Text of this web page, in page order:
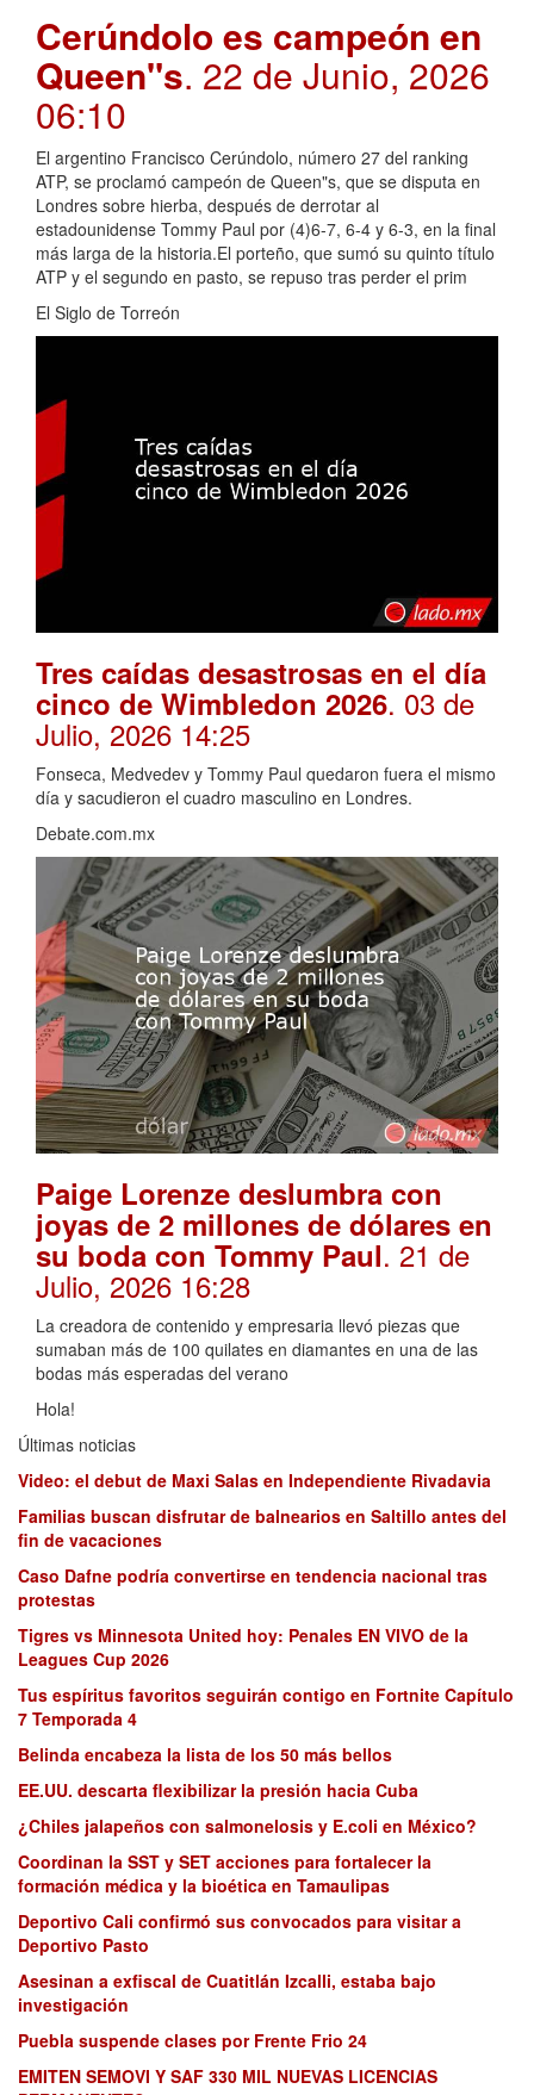
Cerúndolo es campeón en
Queen"s. 22 de Junio, 2026
06:10
El argentino Francisco Cerúndolo, número 27 del ranking
ATP, se proclamó campeón de Queen"s, que se disputa en
Londres sobre hierba, después de derrotar al
estadounidense Tommy Paul por (4)6-7, 6-4 y 6-3, en la final
más larga de la historia.El porteño, que sumó su quinto título
ATP y el segundo en pasto, se repuso tras perder el prim
El Siglo de Torreón
Tres caídas desastrosas en el día
cinco de Wimbledon 2026. 03 de
Julio, 2026 14:25
Fonseca, Medvedev y Tommy Paul quedaron fuera el mismo
día y sacudieron el cuadro masculino en Londres.
Debate.com.mx
Paige Lorenze deslumbra con
joyas de 2 millones de dólares en
su boda con Tommy Paul. 21 de
Julio, 2026 16:28
La creadora de contenido y empresaria llevó piezas que
sumaban más de 100 quilates en diamantes en una de las
bodas más esperadas del verano
Hola!
Últimas noticias
Video: el debut de Maxi Salas en Independiente Rivadavia
Familias buscan disfrutar de balnearios en Saltillo antes del
fin de vacaciones
Caso Dafne podría convertirse en tendencia nacional tras
protestas
Tigres vs Minnesota United hoy: Penales EN VIVO de la
Leagues Cup 2026
Tus espíritus favoritos seguirán contigo en Fortnite Capítulo
7 Temporada 4
Belinda encabeza la lista de los 50 más bellos
EE.UU. descarta flexibilizar la presión hacia Cuba
¿Chiles jalapeños con salmonelosis y E.coli en México?
Coordinan la SST y SET acciones para fortalecer la
formación médica y la bioética en Tamaulipas
Deportivo Cali confirmó sus convocados para visitar a
Deportivo Pasto
Asesinan a exfiscal de Cuatitlán Izcalli, estaba bajo
investigación
Puebla suspende clases por Frente Frio 24
EMITEN SEMOVI Y SAF 330 MIL NUEVAS LICENCIAS